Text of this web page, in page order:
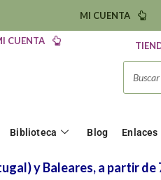
MI CUENTA
CUENTA
Biblioteca Blog Enlaces
y Baleares, a partir de